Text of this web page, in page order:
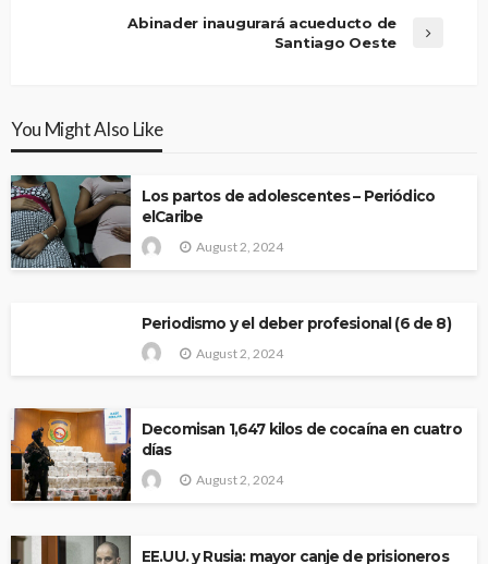
Abinader inaugurará acueducto de
Santiago Oeste
You Might Also Like
Los partos de adolescentes – Periódico
elCaribe
August 2, 2024
Periodismo y el deber profesional (6 de 8)
August 2, 2024
Decomisan 1,647 kilos de cocaína en cuatro
días
August 2, 2024
EE.UU. y Rusia: mayor canje de prisioneros